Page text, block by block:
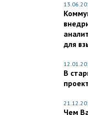
для
В
Чем